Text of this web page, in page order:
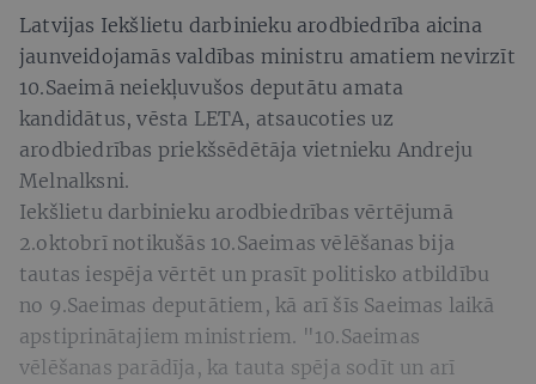
Latvijas Iekšlietu darbinieku arodbiedrība aicina
jaunveidojamās valdības ministru amatiem nevirzīt
10.Saeimā neiekļuvušos deputātu amata
kandidātus, vēsta LETA, atsaucoties uz
arodbiedrības priekšsēdētāja vietnieku Andreju
Melnalksni.
Iekšlietu darbinieku arodbiedrības vērtējumā
2.oktobrī notikušās 10.Saeimas vēlēšanas bija
tautas iespēja vērtēt un prasīt politisko atbildību
no 9.Saeimas deputātiem, kā arī šīs Saeimas laikā
apstiprinātajiem ministriem. "10.Saeimas
vēlēšanas parādīja, ka tauta spēja sodīt un arī